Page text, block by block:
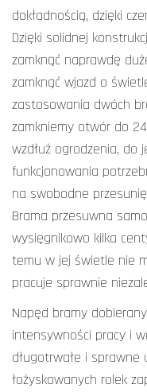
dokładnością, dzięki
Dzięki solidnej
zamknąć naprawdę
zamknąć wjazd o
zastosowania dwóch
zamkniemy otwór do
wzdłuż ogrodzenia, do
funkcjonowania
na swobodne
Brama przesuwna
wysięgnikowo kilka
temu w jej świetle nie
pracuje sprawnie
Napęd bramy
intensywności pracy i
długotrwałe i sprawne
łożyskowanych rolek